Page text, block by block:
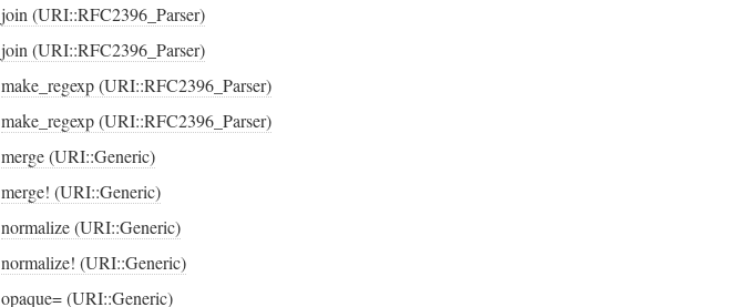
join (URI::RFC2396_Parser)
join (URI::RFC2396_Parser)
make_regexp (URI::RFC2396_Parser)
make_regexp (URI::RFC2396_Parser)
merge (URI::Generic)
merge! (URI::Generic)
normalize (URI::Generic)
normalize! (URI::Generic)
opaque= (URI::Generic)